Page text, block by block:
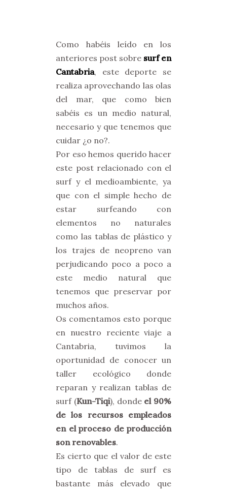
Como habéis leído en los
anteriores post sobre surf en
Cantabria, este deporte se
realiza aprovechando las olas
del mar, que como bien
sabéis es un medio natural,
necesario y que tenemos que
cuidar ¿o no?.
Por eso hemos querido hacer
este post relacionado con el
surf y el medioambiente, ya
que con el simple hecho de
estar surfeando con
elementos no naturales
como las tablas de plástico y
los trajes de neopreno van
perjudicando poco a poco a
este medio natural que
tenemos que preservar por
muchos años.
Os comentamos esto porque
en nuestro reciente viaje a
Cantabria, tuvimos la
oportunidad de conocer un
taller ecológico donde
reparan y realizan tablas de
surf (Kun-Tiqi), donde el 90%
de los recursos empleados
en el proceso de producción
son renovables.
Es cierto que el valor de este
tipo de tablas de surf es
bastante más elevado que